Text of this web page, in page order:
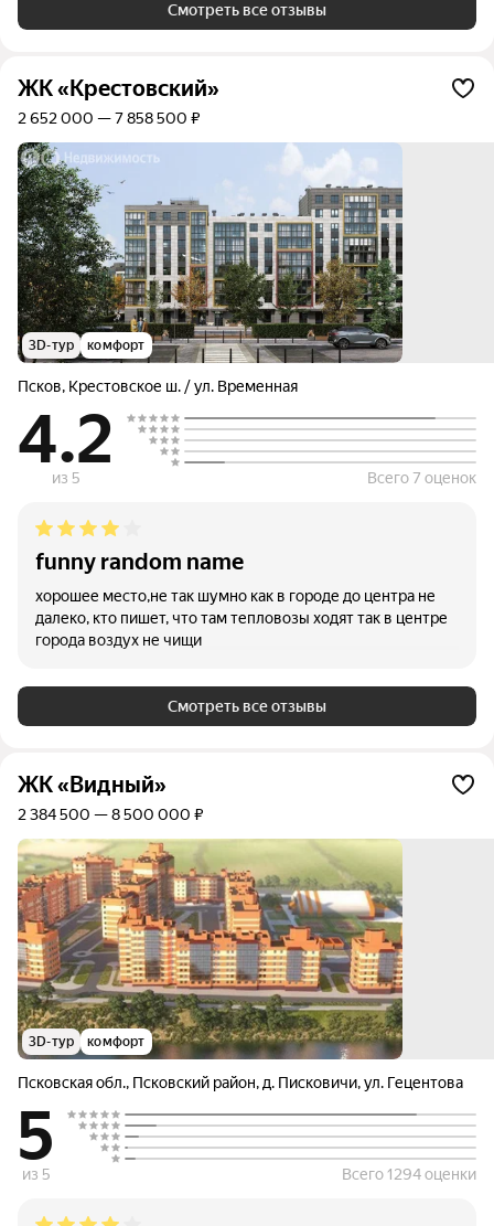
Смотреть все отзывы
ЖК «Крестовский»
2 652 000 — 7 858 500 ₽
3D-тур комфорт
Псков, Крестовское ш. / ул. Временная
4.2
из 5 Всего 7 оценок
funny random name
хорошее место,не так шумно как в городе до центра не
далеко, кто пишет, что там тепловозы ходят так в центре
города воздух не чищи
Смотреть все отзывы
ЖК «Видный»
2 384 500 — 8 500 000 ₽
3D-тур комфорт
Псковская обл., Псковский район, д. Писковичи,ул. Гецентова
5
из 5 Всего 1294 оценки